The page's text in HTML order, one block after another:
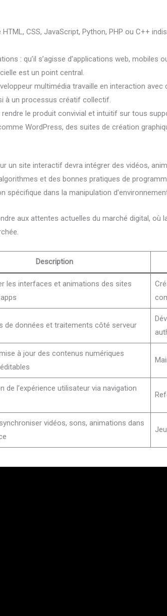
CSS, JavaScript, Python, PHP ou C++
: qu’il s’agisse d’applications web,
est un point central.
multimédia travaille en interaction
à un processus créatif collectif.
rendre le produit convivial et intuitif sur tous
WordPress, des suites de création
un site interactif devra intégrer des vidéos,
et des bonnes pratiques de
dans la manipulation
aux attentes actuelles du marché digital, où
Description
les interfaces et animations des sites
de données et traitements côté serveur
à jour des contenus numériques
de l’expérience utilisateur via navigation
vidéos, sons, animations dans